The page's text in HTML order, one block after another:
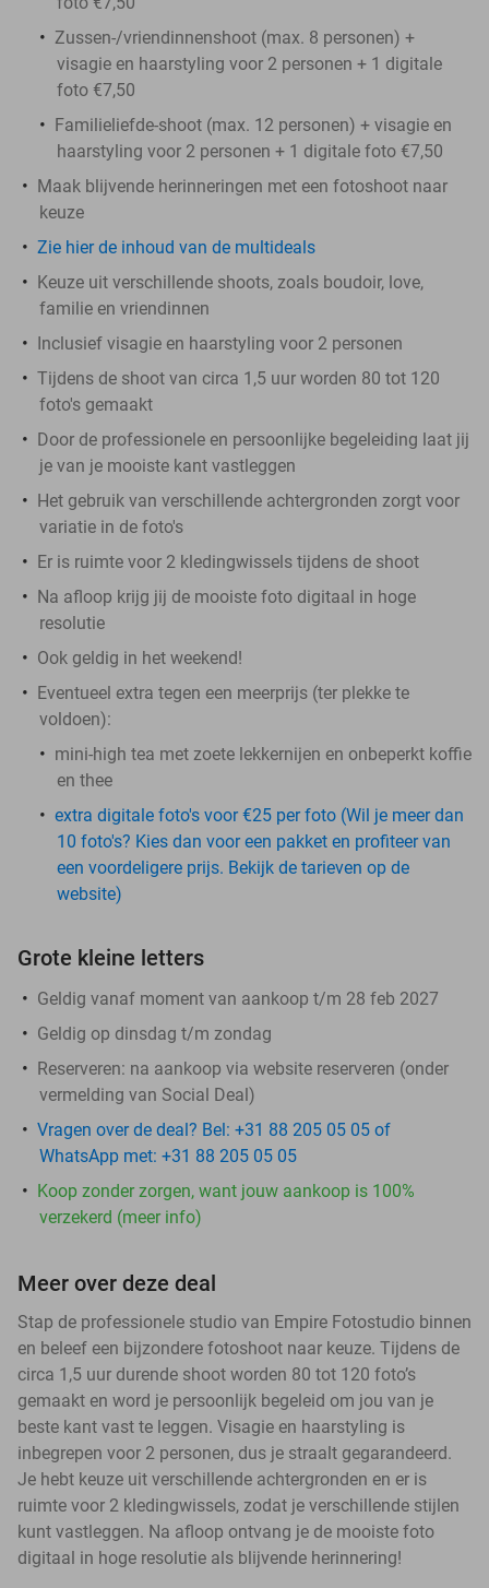
Zussen-/vriendinnenshoot (max. 8 personen) +
visagie en haarstyling voor 2 personen + 1 digitale
foto €7,50
Familieliefde-shoot (max. 12 personen) + visagie en
haarstyling voor 2 personen + 1 digitale foto €7,50
Maak blijvende herinneringen met een fotoshoot naar
keuze
Zie hier de inhoud van de multideals
Keuze uit verschillende shoots, zoals boudoir, love,
familie en vriendinnen
Inclusief visagie en haarstyling voor 2 personen
Tijdens de shoot van circa 1,5 uur worden 80 tot 120
foto's gemaakt
Door de professionele en persoonlijke begeleiding laat jij
je van je mooiste kant vastleggen
Het gebruik van verschillende achtergronden zorgt voor
variatie in de foto's
Er is ruimte voor 2 kledingwissels tijdens de shoot
Na afloop krijg jij de mooiste foto digitaal in hoge
resolutie
Ook geldig in het weekend!
Eventueel extra tegen een meerprijs (ter plekke te
voldoen):
mini-high tea met zoete lekkernijen en onbeperkt koffie
en thee
extra digitale foto's voor €25 per foto (Wil je meer dan
10 foto's? Kies dan voor een pakket en profiteer van
een voordeligere prijs. Bekijk de tarieven op de
website)
Grote kleine letters
Geldig vanaf moment van aankoop t/m 28 feb 2027
Geldig op dinsdag t/m zondag
Reserveren: na aankoop via website reserveren (onder
vermelding van Social Deal)
Vragen over de deal? Bel: +31 88 205 05 05 of
WhatsApp met: +31 88 205 05 05
Koop zonder zorgen, want jouw aankoop is 100%
verzekerd (meer info)
Meer over deze deal
Stap de professionele studio van Empire Fotostudio binnen
en beleef een bijzondere fotoshoot naar keuze. Tijdens de
circa 1,5 uur durende shoot worden 80 tot 120 foto’s
gemaakt en word je persoonlijk begeleid om jou van je
beste kant vast te leggen. Visagie en haarstyling is
inbegrepen voor 2 personen, dus je straalt gegarandeerd.
Je hebt keuze uit verschillende achtergronden en er is
ruimte voor 2 kledingwissels, zodat je verschillende stijlen
kunt vastleggen. Na afloop ontvang je de mooiste foto
digitaal in hoge resolutie als blijvende herinnering!